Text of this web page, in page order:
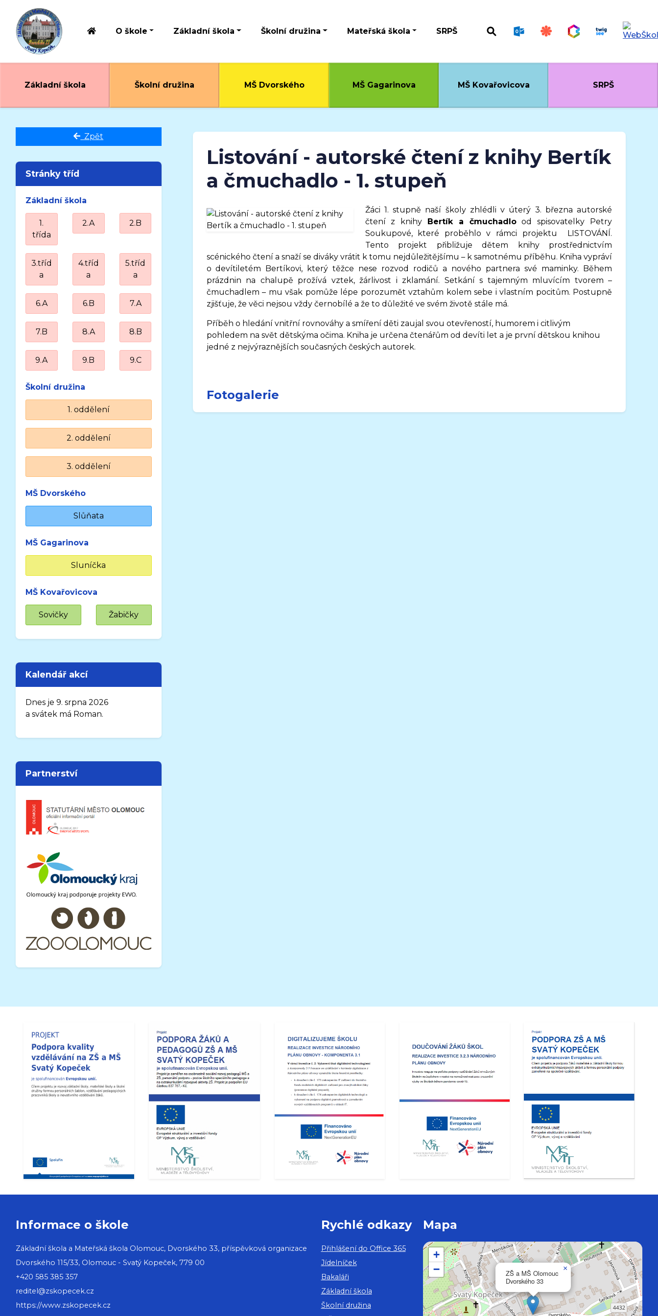
O škole Základní škola Školní družina Mateřská škola SRPŠ
Základní škola Školní družina MŠ Dvorského MŠ Gagarinova MŠ Kovařovicova SRPŠ
Listování - autorské čtení z knihy Bertík
a čmuchadlo - 1. stupeň
Žáci 1. stupně naší školy zhlédli v úterý 3. března autorské
čtení z knihy Bertík a čmuchadlood spisovatelky Petry
Soukupové, které proběhlo v rámci projektu LISTOVÁNÍ.
Tento projekt přibližuje dětem knihy prostřednictvím
scénického čtení a snaží se diváky vrátit k tomu nejdůležitějšímu – k samotnému příběhu. Kniha vypráví
o devítiletém Bertíkovi, který těžce nese rozvod rodičů a nového partnera své maminky. Během
prázdnin na chalupě prožívá vztek, žárlivost i zklamání. Setkání s tajemným mluvícím tvorem –
čmuchadlem – mu však pomůže lépe porozumět vztahům kolem sebe i vlastním pocitům. Postupně
zjišťuje, že věci nejsou vždy černobílé a že to důležité ve svém životě stále má.
Příběh o hledání vnitřní rovnováhy a smíření děti zaujal svou otevřeností, humorem i citlivým
pohledem na svět dětskýma očima. Kniha je určena čtenářům od devíti let a je první dětskou knihou
jedné z nejvýraznějších současných českých autorek.
Fotogalerie
Zpět
Stránky tříd
Základní škola
1.
třída
2.A 2.B
3.tříd
a
4.tříd
a
5.tříd
a
6.A 6.B 7.A
7.B 8.A 8.B
9.A 9.B 9.C
Školní družina
1. oddělení
2. oddělení
3. oddělení
MŠ Dvorského
Slůňata
MŠ Gagarinova
Sluníčka
MŠ Kovařovicova
Sovičky Žabičky
Kalendář akcí
Dnes je 9. srpna 2026
a svátek má Roman.
Partnerství
Informace o škole
Základní škola a Mateřská škola Olomouc, Dvorského 33, příspěvková organizace
Dvorského 115/33, Olomouc - Svatý Kopeček, 779 00
+420 585 385 357
reditel@zskopecek.cz
https://www.zskopecek.cz
Rychlé odkazy
Přihlášení do Office 365
Jídelníček
Bakaláři
Základní škola
Školní družina
Mapa
ZŠ a MŠ Olomouc
Dvorského 33
×
+
−